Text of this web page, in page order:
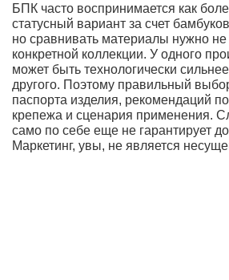
БПК часто воспринимается как
статусный вариант за счет
но сравнивать материалы нужно
конкретной коллекции. У одного
может быть технологически
другого. Поэтому правильный
паспорта изделия, рекомендаций
крепежа и сценария применения.
само по себе еще не гарантирует
Маркетинг, увы, не является